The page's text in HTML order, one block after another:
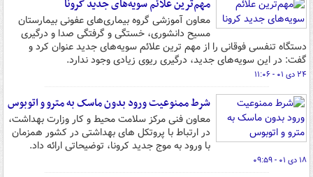
مهم‌ترین علائم سویه‌های جدید کرونا
معاون آموزشی گروه بیماری‌های عفونی بیمارستان
مسیح دانشوری، خستگی و گرفتگی صدا و درگیری
دستگاه تنفسی فوقانی را از مهم ترین علائم سویه‌های جدید عنوان کرد و
گفت: در این سویه‌های جدید، درگیری ریوی زیادی وجود ندارد.
۲۴ دی ۰۱ - ۱۱:۰۶
شرط ممنوعیت ورود بدون ماسک به مترو و اتوبوس
معاون فنی مرکز سلامت محیط و کار وزارت بهداشت،
در ارتباط با پروتکل های بهداشتی در کشور همزمان
با ورود به موج جدید کرونا، توضیحاتی ارائه داد.
۱۸ دی ۰۱ - ۰۹:۵۹